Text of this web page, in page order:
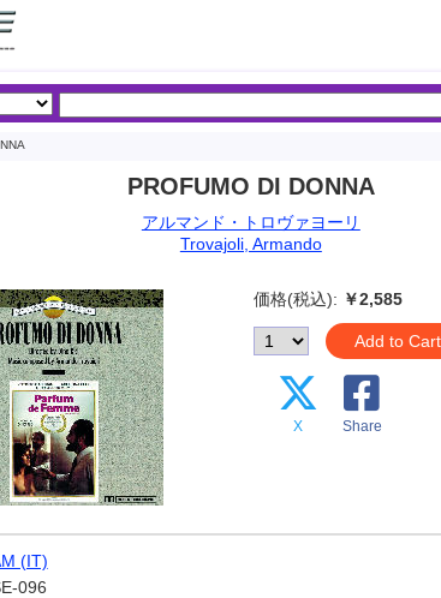
PROFUMO DI DONNA
アルマンド・トロヴァヨーリ
Trovajoli, Armando
価格(税込): ￥2,585
Add to Cart
X Share
(IT)
096